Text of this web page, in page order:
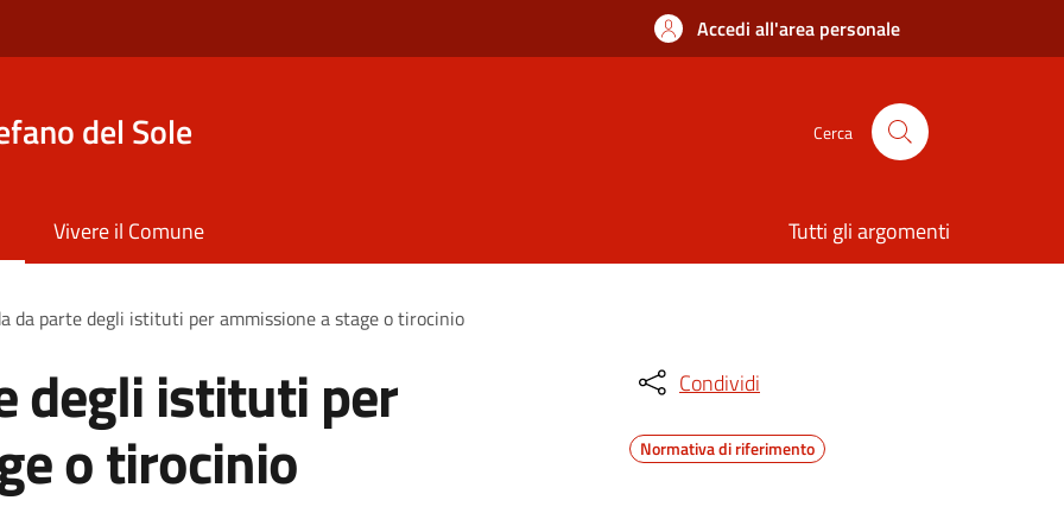
Accedi all'area personale
del Sole Cerca
Vivere il Comune Tutti gli argomenti
da parte degli istituti per ammissione a stage o tirocinio
degli istituti per
o tirocinio
Condividi
Normativa di riferimento